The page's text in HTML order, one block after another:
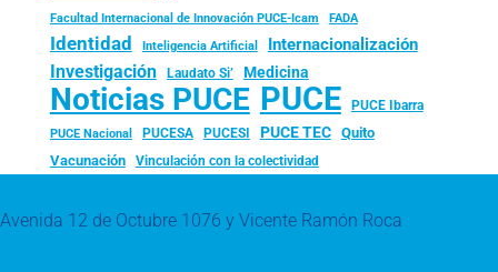
Facultad Internacional de Innovación PUCE-Icam FADA
Identidad Inteligencia Artificial Internacionalización
Investigación Laudato Si’ Medicina
Noticias PUCE PUCE PUCE Ibarra
PUCE Nacional PUCESA PUCESI PUCE TEC
Quito
Vacunación
Vinculación con la colectividad
Avenida 12 de Octubre 1076 y Vicente Ramón Roca